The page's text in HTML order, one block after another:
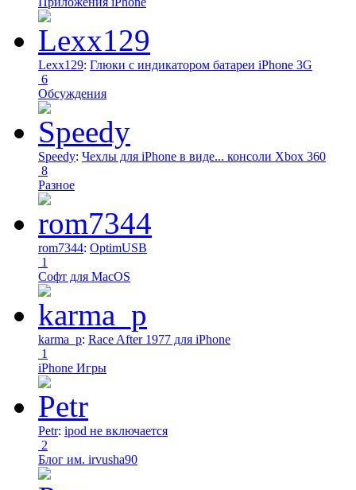
Lexx129: Глюки с индикатором батареи iPhone 3G
6
Обсуждения
Speedy: Чехлы для iPhone в виде... консоли Xbox 360
8
Разное
rom7344: OptimUSB
1
Софт для MacOS
karma_p: Race After 1977 для iPhone
1
iPhone Игры
Petr: ipod не включается
2
Блог им. irvusha90